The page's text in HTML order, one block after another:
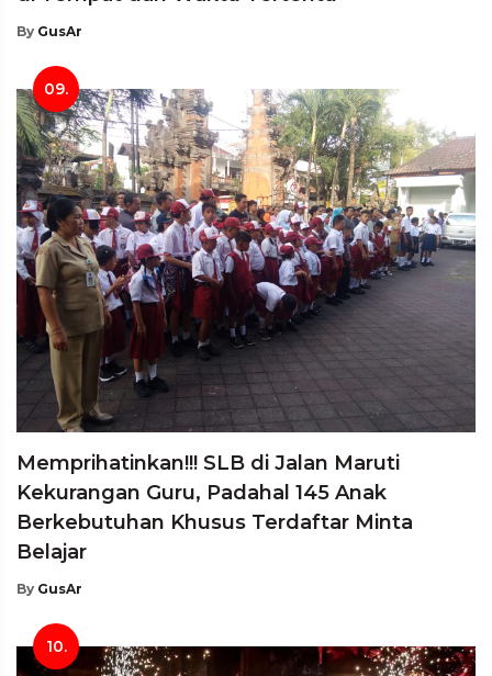
By GusAr
09.
Memprihatinkan!!! SLB di Jalan Maruti
Kekurangan Guru, Padahal 145 Anak
Berkebutuhan Khusus Terdaftar Minta
Belajar
By GusAr
10.